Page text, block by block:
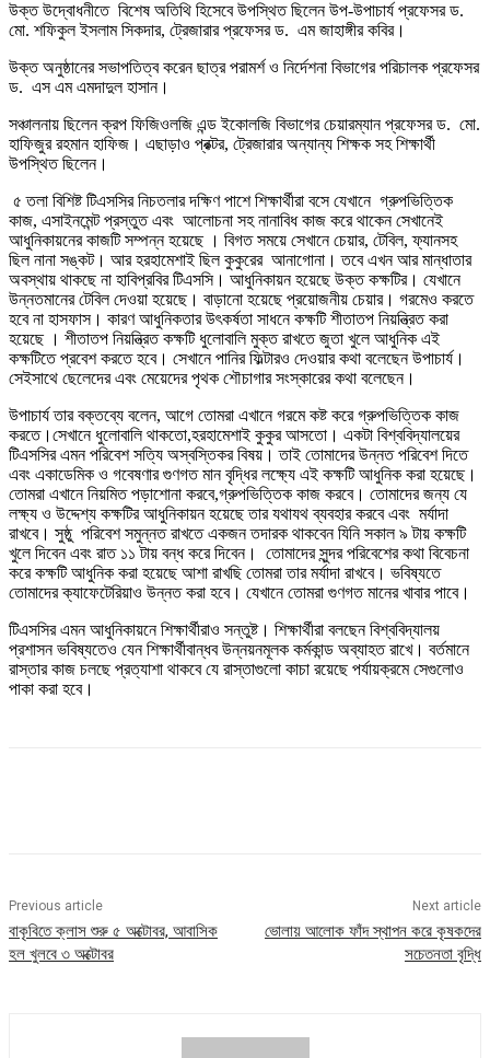
উক্ত উদ্বোধনীতে বিশেষ অতিথি হিসেবে উপস্থিত ছিলেন উপ-উপাচার্য প্রফেসর ড.
মো. শফিকুল ইসলাম সিকদার, ট্রেজারার প্রফেসর ড. এম জাহাঙ্গীর কবির।
উক্ত অনুষ্ঠানের সভাপতিত্ব করেন ছাত্র পরামর্শ ও নির্দেশনা বিভাগের পরিচালক প্রফেসর
ড. এস এম এমদাদুল হাসান।
সঞ্চালনায় ছিলেন ক্রপ ফিজিওলজি এন্ড ইকোলজি বিভাগের চেয়ারম্যান প্রফেসর ড. মো.
হাফিজুর রহমান হাফিজ। এছাড়াও প্রক্টর, ট্রেজারার অন্যান্য শিক্ষক সহ শিক্ষার্থী
উপস্থিত ছিলেন।
৫ তলা বিশিষ্ট টিএসসির নিচতলার দক্ষিণ পাশে শিক্ষার্থীরা বসে যেখানে গ্রুপভিত্তিক
কাজ, এসাইনমেন্ট প্রস্তুত এবং আলোচনা সহ নানাবিধ কাজ করে থাকেন সেখানেই
আধুনিকায়নের কাজটি সম্পন্ন হয়েছে । বিগত সময়ে সেখানে চেয়ার, টেবিল, ফ্যানসহ
ছিল নানা সঙ্কট। আর হরহামেশাই ছিল কুকুরের আনাগোনা। তবে এখন আর মান্ধাতার
অবস্থায় থাকছে না হাবিপ্রবির টিএসসি। আধুনিকায়ন হয়েছে উক্ত কক্ষটির। যেখানে
উন্নতমানের টেবিল দেওয়া হয়েছে। বাড়ানো হয়েছে প্রয়োজনীয় চেয়ার। গরমেও করতে
হবে না হাসফাস। কারণ আধুনিকতার উৎকর্ষতা সাধনে কক্ষটি শীতাতপ নিয়ন্ত্রিত করা
হয়েছে । শীতাতপ নিয়ন্ত্রিত কক্ষটি ধুলোবালি মুক্ত রাখতে জুতা খুলে আধুনিক এই
কক্ষটিতে প্রবেশ করতে হবে। সেখানে পানির ফিল্টারও দেওয়ার কথা বলেছেন উপাচার্য।
সেইসাথে ছেলেদের এবং মেয়েদের পৃথক শৌচাগার সংস্কারের কথা বলেছেন।
উপাচার্য তার বক্তব্যে বলেন, আগে তোমরা এখানে গরমে কষ্ট করে গ্রুপভিত্তিক কাজ
করতে।সেখানে ধুলোবালি থাকতো,হরহামেশাই কুকুর আসতো। একটা বিশ্ববিদ্যালয়ের
টিএসসির এমন পরিবেশ সত্যি অস্বস্তিকর বিষয়। তাই তোমাদের উন্নত পরিবেশ দিতে
এবং একাডেমিক ও গবেষণার গুণগত মান বৃদ্ধির লক্ষ্যে এই কক্ষটি আধুনিক করা হয়েছে।
তোমরা এখানে নিয়মিত পড়াশোনা করবে,গ্রুপভিত্তিক কাজ করবে। তোমাদের জন্য যে
লক্ষ্য ও উদ্দেশ্য কক্ষটির আধুনিকায়ন হয়েছে তার যথাযথ ব্যবহার করবে এবং মর্যাদা
রাখবে। সুষ্ঠু পরিবেশ সমুন্নত রাখতে একজন তদারক থাকবেন যিনি সকাল ৯ টায় কক্ষটি
খুলে দিবেন এবং রাত ১১ টায় বন্ধ করে দিবেন। তোমাদের সুন্দর পরিবেশের কথা বিবেচনা
করে কক্ষটি আধুনিক করা হয়েছে আশা রাখছি তোমরা তার মর্যাদা রাখবে। ভবিষ্যতে
তোমাদের ক্যাফেটেরিয়াও উন্নত করা হবে। যেখানে তোমরা গুণগত মানের খাবার পাবে।
টিএসসির এমন আধুনিকায়নে শিক্ষার্থীরাও সন্তুষ্ট। শিক্ষার্থীরা বলছেন বিশ্ববিদ্যালয়
প্রশাসন ভবিষ্যতেও যেন শিক্ষার্থীবান্ধব উন্নয়নমূলক কর্মকান্ড অব্যাহত রাখে। বর্তমানে
রাস্তার কাজ চলছে প্রত্যাশা থাকবে যে রাস্তাগুলো কাচা রয়েছে পর্যায়ক্রমে সেগুলোও
পাকা করা হবে।
Previous article
বাকৃবিতে ক্লাস শুরু ৫ অক্টোবর, আবাসিক
হল খুলবে ৩ অক্টোবর
Next article
ভোলায় আলোক ফাঁদ স্থাপন করে কৃষকদের
সচেতনতা বৃদ্ধি